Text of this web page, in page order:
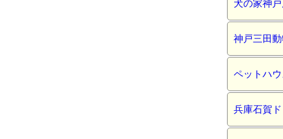
犬の家神
神戸三田
ペットハ
兵庫石賀